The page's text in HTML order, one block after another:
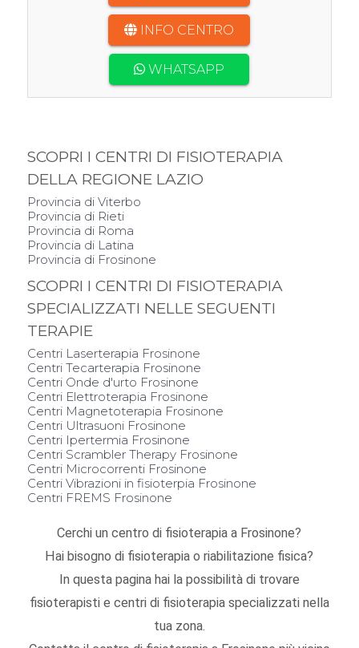
INFO CENTRO
WHATSAPP
SCOPRI I CENTRI DI FISIOTERAPIA
DELLA REGIONE LAZIO
Provincia di Viterbo
Provincia di Rieti
Provincia di Roma
Provincia di Latina
Provincia di Frosinone
SCOPRI I CENTRI DI FISIOTERAPIA
SPECIALIZZATI NELLE SEGUENTI
TERAPIE
Centri Laserterapia Frosinone
Centri Tecarterapia Frosinone
Centri Onde d'urto Frosinone
Centri Elettroterapia Frosinone
Centri Magnetoterapia Frosinone
Centri Ultrasuoni Frosinone
Centri Ipertermia Frosinone
Centri Scrambler Therapy Frosinone
Centri Microcorrenti Frosinone
Centri Vibrazioni in fisioterpia Frosinone
Centri FREMS Frosinone
Cerchi un centro di fisioterapia a Frosinone?
Hai bisogno di fisioterapia o riabilitazione fisica?
In questa pagina hai la possibilità di trovare
fisioterapisti e centri di fisioterapia specializzati nella
tua zona.